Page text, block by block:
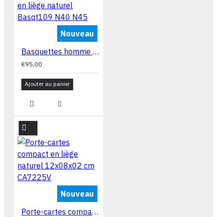
Nouveau
Basquettes homme en liège naturel Basqt109 N40 N45
€95,00
Ajouter au panier
Nouveau
Porte-cartes compact en liège naturel 12x08x02 cm CA7225V